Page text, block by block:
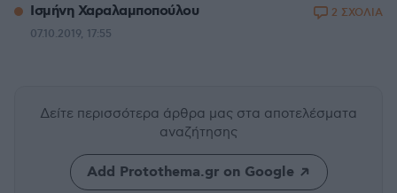
Ισμήνη Χαραλαμποπούλου
07.10.2019, 17:55
2 ΣΧΟΛΙΑ
Δείτε περισσότερα άρθρα μας στα αποτελέσματα
αναζήτησης
Add Protothema.gr on Google